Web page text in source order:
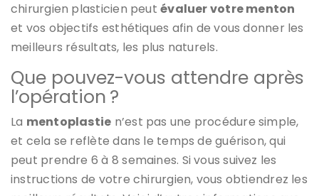
chirurgien plasticien peutévaluer votre menton
et vos objectifs esthétiques afin de vous donner les
meilleurs résultats, les plus naturels.
Que pouvez-vous attendre après
l’opération ?
La mentoplastie n’est pas une procédure simple,
et cela se reflète dans le temps de guérison, qui
peut prendre 6 à 8 semaines. Si vous suivez les
instructions de votre chirurgien, vous obtiendrez les